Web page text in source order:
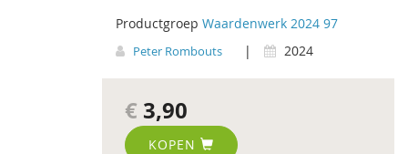
Productgroep Waardenwerk 2024 97
Peter Rombouts | 2024
€ 3,90
KOPEN